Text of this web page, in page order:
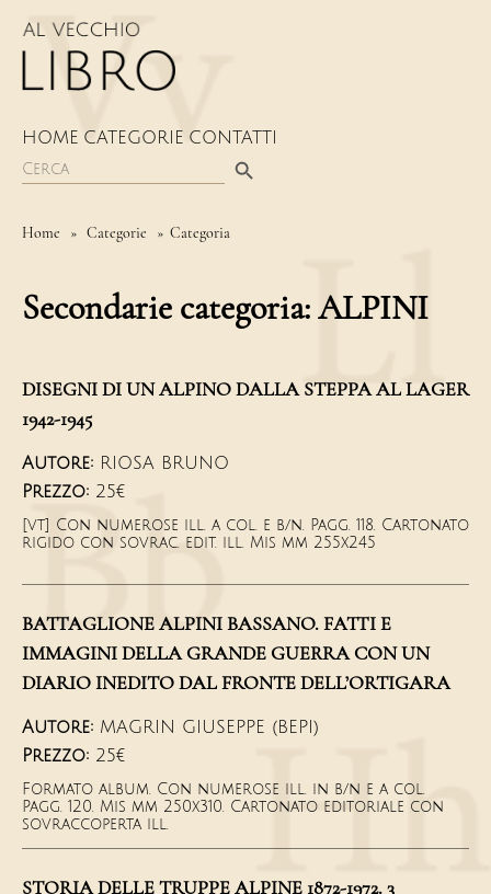
HOME CATEGORIE CONTATTI
Search
for:
Home » Categorie » Categoria
Secondarie categoria:ALPINI
DISEGNI DI UN ALPINO DALLA STEPPA AL LAGER
1942-1945
Autore: RIOSA BRUNO
Prezzo: 25€
[vt] Con numerose ill. a col. e b/n. Pagg. 118. Cartonato
rigido con sovrac. edit. ill. Mis mm 255x245
BATTAGLIONE ALPINI BASSANO. FATTI E
IMMAGINI DELLA GRANDE GUERRA CON UN
DIARIO INEDITO DAL FRONTE DELL’ORTIGARA
Autore: MAGRIN GIUSEPPE (BEPI)
Prezzo: 25€
Formato album. Con numerose ill. in b/n e a col.
Pagg. 120. Mis mm 250x310. Cartonato editoriale con
sovraccoperta ill.
STORIA DELLE TRUPPE ALPINE 1872-1972. 3